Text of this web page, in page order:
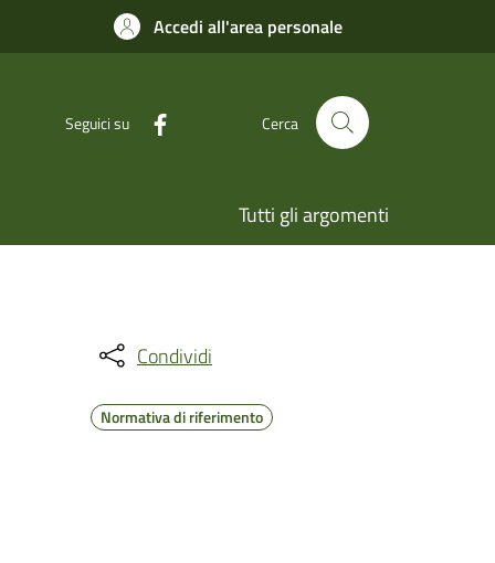
Accedi all'area personale
Seguici su Cerca
Tutti gli argomenti
Condividi
Normativa di riferimento